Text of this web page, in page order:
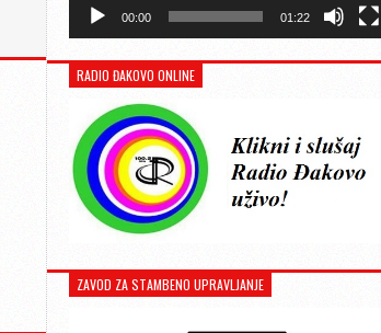
00:00 01:22
RADIO ĐAKOVO ONLINE
ZAVOD ZA STAMBENO UPRAVLJANJE